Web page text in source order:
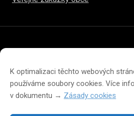
K optimalizaci těchto webových
používáme soubory cookies. Více
v dokumentu → Zásady cookies
Prohlášení o přístupnosti
Zásady cookies (EU)